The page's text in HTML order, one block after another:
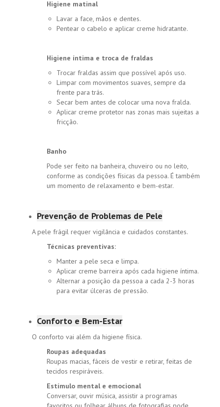
Higiene matinal
Lavar a face, mãos e dentes.
Pentear o cabelo e aplicar creme hidratante.
Higiene íntima e troca de fraldas
Trocar fraldas assim que possível após uso.
Limpar com movimentos suaves, sempre da
frente para trás.
Secar bem antes de colocar uma nova fralda.
Aplicar creme protetor nas zonas mais sujeitas a
fricção.
Banho
Pode ser feito na banheira, chuveiro ou no leito,
conforme as condições físicas da pessoa. É também
um momento de relaxamento e bem-estar.
Prevenção de Problemas de Pele
A pele frágil requer vigilância e cuidados constantes.
Técnicas preventivas:
Manter a pele seca e limpa.
Aplicar creme barreira após cada higiene íntima.
Alternar a posição da pessoa a cada 2-3 horas
para evitar úlceras de pressão.
Conforto e Bem-Estar
O conforto vai além da higiene física.
Roupas adequadas
Roupas macias, fáceis de vestir e retirar, feitas de
tecidos respiráveis.
Estímulo mental e emocional
Conversar, ouvir música, assistir a programas